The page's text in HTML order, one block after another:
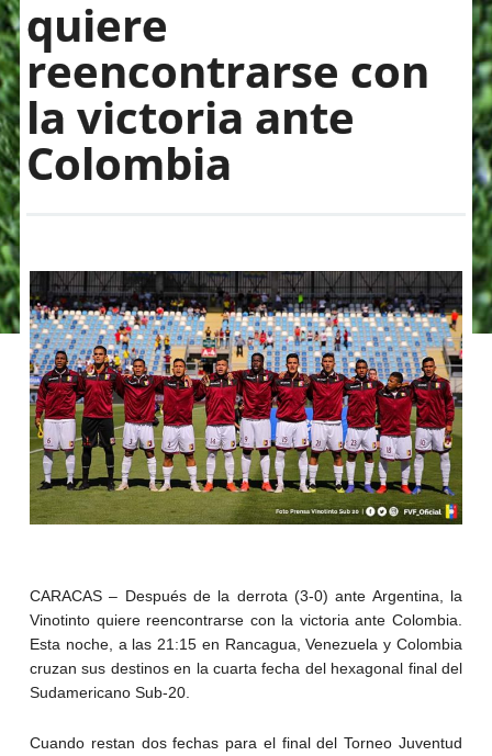
quiere
reencontrarse con
la victoria ante
Colombia
CARACAS – Después de la derrota (3-0) ante Argentina, la
Vinotinto quiere reencontrarse con la victoria ante Colombia.
Esta noche, a las 21:15 en Rancagua, Venezuela y Colombia
cruzan sus destinos en la cuarta fecha del hexagonal final del
Sudamericano Sub-20.
Cuando restan dos fechas para el final del Torneo Juventud